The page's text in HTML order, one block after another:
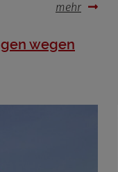
mehr
wegen